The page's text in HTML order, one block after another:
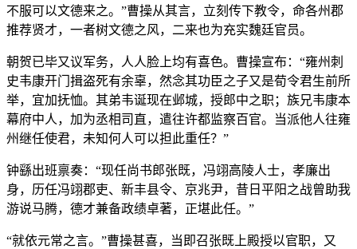
不服可以文德来之。”曹操从其言，立刻传下教令，命各州郡
推荐贤才，一者树文德之风，二来也为充实魏廷官员。
朝贺已毕又议军务，人人脸上均有喜色。曹操宣布：“雍州刺
史韦康开门揖盗死有余辜，然念其功臣之子又是荀令君生前所
举，宜加抚恤。其弟韦诞现在邺城，授郎中之职；族兄韦康本
幕府中人，加为丞相司直，遣往许都监察百官。当派他人往雍
州继任使君，未知何人可以担此重任？”
钟繇出班禀奏：“现任尚书郎张既，冯翊高陵人士，孝廉出
身，历任冯翊郡吏、新丰县令、京兆尹，昔日平阳之战曾助我
游说马腾，德才兼备政绩卓著，正堪此任。”
“就依元常之言。”曹操甚喜，当即召张既上殿授以官职，又